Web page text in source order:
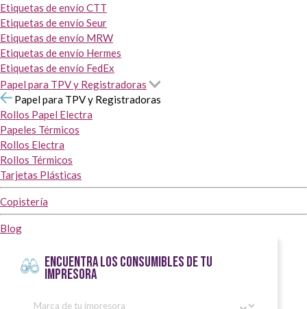
Etiquetas de envío CTT
Etiquetas de envío Seur
Etiquetas de envío MRW
Etiquetas de envío Hermes
Etiquetas de envío FedEx
Papel para TPV y Registradoras
Papel para TPV y Registradoras
Rollos Papel Electra
Papeles Térmicos
Rollos Electra
Rollos Térmicos
Tarjetas Plásticas
Copistería
Blog
ENCUENTRA LOS CONSUMIBLES DE TU
IMPRESORA